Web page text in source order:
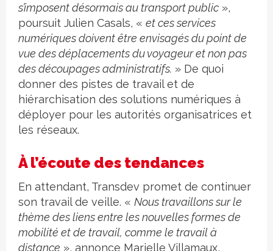
s’imposent désormais au transport public »,
poursuit Julien Casals, « et ces services
numériques doivent être envisagés du point de
vue des déplacements du voyageur et non pas
des découpages administratifs. » De quoi
donner des pistes de travail et de
hiérarchisation des solutions numériques à
déployer pour les autorités organisatrices et
les réseaux.
À l’écoute des tendances
En attendant, Transdev promet de continuer
son travail de veille. « Nous travaillons sur le
thème des liens entre les nouvelles formes de
mobilité et de travail, comme le travail à
distance », annonce Marielle Villamaux,